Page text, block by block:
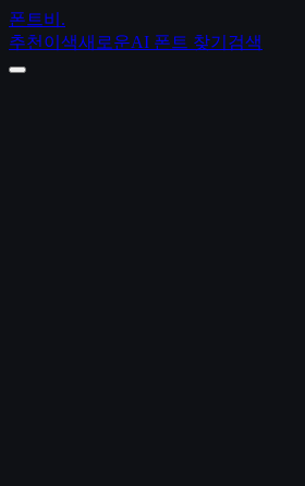
폰트비 .
추천 이색새로운AI 폰트 찾기 검색